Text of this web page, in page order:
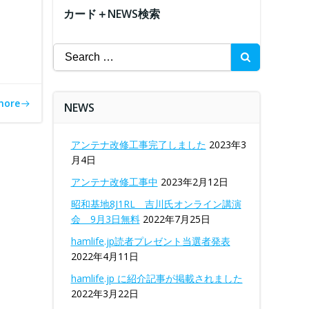
カード＋NEWS検索
Search
for:
NEWS
アンテナ改修工事完了しました 2023年3
月4日
アンテナ改修工事中 2023年2月12日
昭和基地8J1RL 吉川氏オンライン講演
会 9月3日無料 2022年7月25日
hamlife.jp読者プレゼント当選者発表
2022年4月11日
hamlife.jp に紹介記事が掲載されました
2022年3月22日